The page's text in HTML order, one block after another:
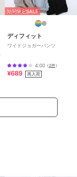
期間限定SALE
ディフィット
ワイドジョガーパンツ
4.00（2件）
¥689 再入荷